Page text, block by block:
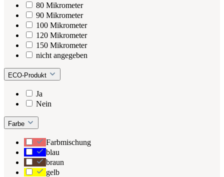
80 Mikrometer
90 Mikrometer
100 Mikrometer
120 Mikrometer
150 Mikrometer
nicht angegeben
ECO-Produkt
Ja
Nein
Farbe
Farbmischung
blau
braun
gelb